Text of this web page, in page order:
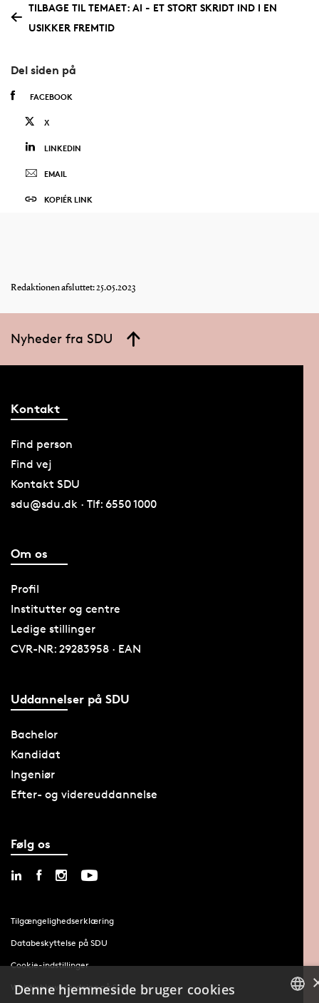
TILBAGE TIL TEMAET: AI - ET STORT SKRIDT IND I EN
USIKKER FREMTID
Del siden på
FACEBOOK
X
LINKEDIN
EMAIL
KOPIÉR LINK
Redaktionen afsluttet: 25.05.2023
Nyheder fra SDU
Kontakt
Find person
Find vej
Kontakt SDU
sdu@sdu.dk · Tlf: 6550 1000
Om os
Profil
Institutter og centre
Ledige stillinger
CVR-NR: 29283958 · EAN
Uddannelser på SDU
Bachelor
Kandidat
Ingeniør
Efter- og videreuddannelse
Følg os
Tilgængelighedserklæring
Databeskyttelse på SDU
Cookie-indstillinger
Whistleblowerordning på SDU
Denne hjemmeside bruger cookies